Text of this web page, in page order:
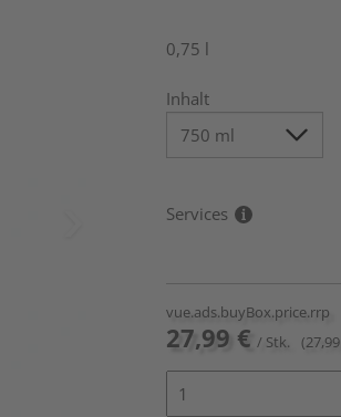
0,75 l
Inhalt
Services
vue.ads.buyBox.price.rrp
27,99 € / Stk.